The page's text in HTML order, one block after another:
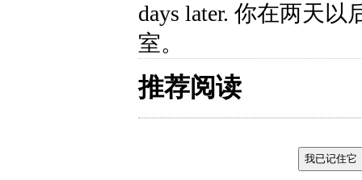
days later. 你在两天
室。
推荐阅读